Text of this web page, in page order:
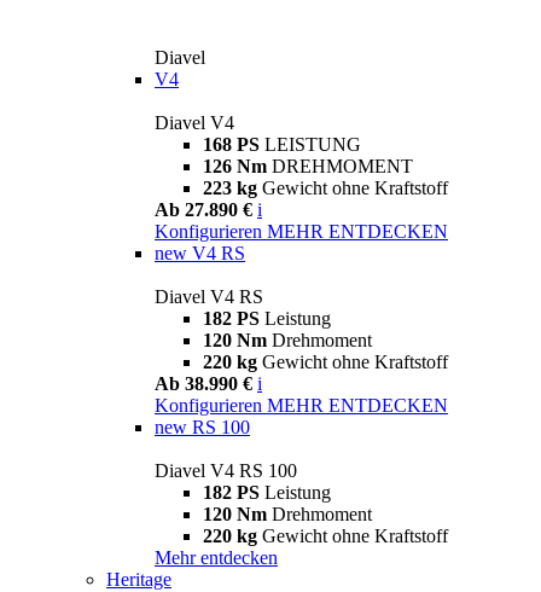
Diavel
V4
Diavel V4
168 PS LEISTUNG
126 Nm DREHMOMENT
223 kg Gewicht ohne Kraftstoff
Ab 27.890 € i
Konfigurieren MEHR ENTDECKEN
new V4 RS
Diavel V4 RS
182 PS Leistung
120 Nm Drehmoment
220 kg Gewicht ohne Kraftstoff
Ab 38.990 € i
Konfigurieren MEHR ENTDECKEN
new RS 100
Diavel V4 RS 100
182 PS Leistung
120 Nm Drehmoment
220 kg Gewicht ohne Kraftstoff
Mehr entdecken
Heritage